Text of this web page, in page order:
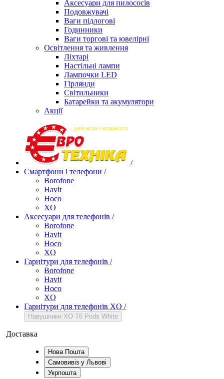
Аксесуари для пилососів
Подовжувачі
Ваги підлогові
Годинники
Ваги торгові та ювелірні
Освітлення та живлення
Ліхтарі
Настільні лампи
Лампочки LED
Гірлянди
Світильники
Батарейки та акумулятори
Акції
/
Смартфони і телефони /
Borofone
Havit
Hoco
XO
Аксесуари для телефонів /
Borofone
Havit
Hoco
XO
Гарнітури для телефонів /
Borofone
Havit
Hoco
XO
Гарнітури для телефонів XO /
Навушники XO T6 Pods White
Доставка
Нова Пошта
Самовивіз у Львові
Укрпошта